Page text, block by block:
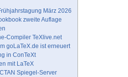
März 2026
zweite Auflage
Compiler TeXlive.net
goLaTeX.de ist erneuert
in ConTeXt
mit LaTeX
Spiegel-Server